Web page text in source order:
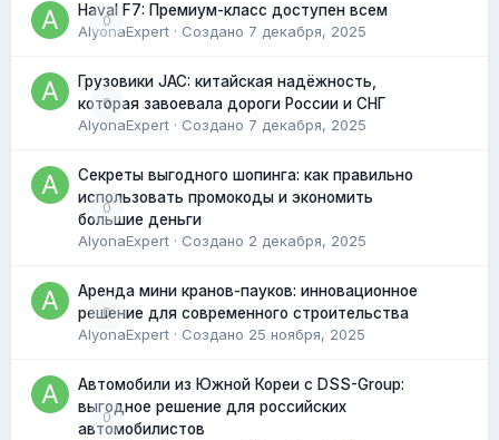
0
Haval F7: Премиум-класс доступен всем
AlyonaExpert · Создано 7 декабря, 2025
0
Грузовики JAC: китайская надёжность,
которая завоевала дороги России и СНГ
AlyonaExpert · Создано 7 декабря, 2025
0
Секреты выгодного шопинга: как правильно
использовать промокоды и экономить
большие деньги
AlyonaExpert · Создано 2 декабря, 2025
0
Аренда мини кранов-пауков: инновационное
решение для современного строительства
AlyonaExpert · Создано 25 ноября, 2025
0
Автомобили из Южной Кореи с DSS-Group:
выгодное решение для российских
автомобилистов